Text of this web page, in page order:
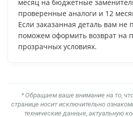
месяц на бюджетные
проверенные аналоги и 12
Если заказанная деталь вам не
поможем оформить возврат на
прозрачных условиях.
* Обращаем ваше внимание на то,
странице носит исключительно
технические данные, актуальную